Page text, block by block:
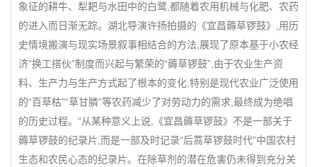
象征的耕牛、犁耙与水田中的白鹭,都随着农用机械与化肥、农药
的进入而日渐无踪。湖北导演许扬拍摄的《宜昌薅草锣鼓》,用历
史情境搬演与现实场景叙事相结合的方法,展现了原本基于小农经
济“换工搭伙”制度而兴起与繁荣的“薅草锣鼓”,由于农业生产资
料、生产力与生产方式起了根本的变化,特别是现代农业广泛使用
的“百草枯”“草甘膦”等农药减少了对劳动力的需求,最终成为绝唱
的历史过程。“从某种意义上说,《宜昌薅草锣鼓》不是一部关于
薅草锣鼓的纪录片,而是一部及时记录“后蒿草锣鼓时代”中国农村
生态和农民心态的纪录片。在除草剂的潜在危害仍未得到充分关